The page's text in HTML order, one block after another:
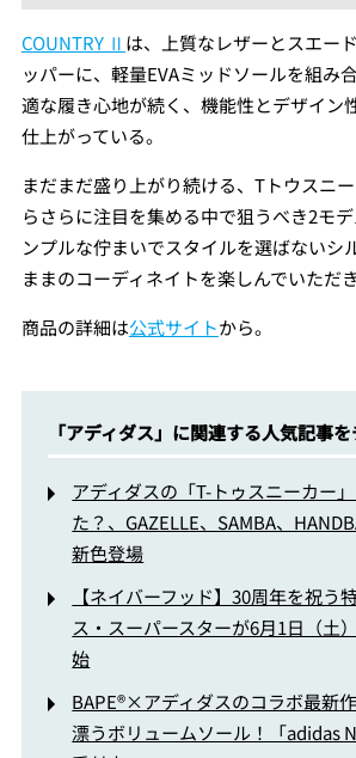
COUNTRY Ⅱ は、上質なレザーとスエー
ッパーに、軽量EVAミッドソールを組み
適な履き心地が続く、機能性とデザイン
仕上がっている。
まだまだ盛り上がり続ける、Tトウスニ
らさらに注目を集める中で狙うべき2モ
ンプルな佇まいでスタイルを選ばないシ
ままのコーディネイトを楽しんでいただ
商品の詳細は公式サイトから。
「アディダス」に関連する人気記事を
アディダスの「T-トゥスニーカー
た？、GAZELLE、SAMBA、
新色登場
【ネイバーフッド】30周年を祝う
ス・スーパースターが6月1日（土
始
BAPE®×アディダスのコラボ最新
漂うボリュームソール！「adidas